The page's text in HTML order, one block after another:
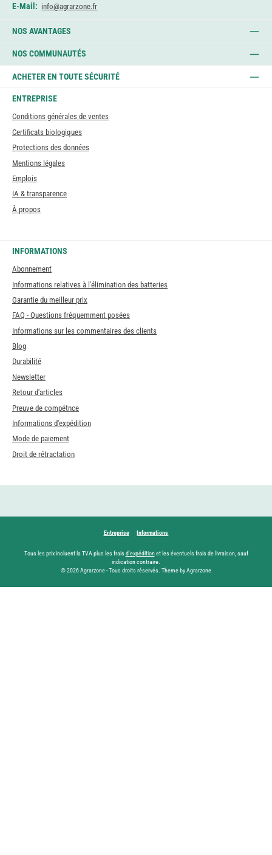
E-Mail: info@agrarzone.fr
NOS AVANTAGES
NOS COMMUNAUTÉS
ACHETER EN TOUTE SÉCURITÉ
ENTREPRISE
Conditions générales de ventes
Certificats biologiques
Protections des données
Mentions légales
Emplois
IA & transparence
À propos
INFORMATIONS
Abonnement
Informations relatives à l'élimination des batteries
Garantie du meilleur prix
FAQ - Questions fréquemment posées
Informations sur les commentaires des clients
Blog
Durabilité
Newsletter
Retour d'articles
Preuve de compétnce
Informations d'expédition
Mode de paiement
Droit de rétractation
Entreprise Informations
Tous les prix incluent la TVA plus les frais d'expéditionet les éventuels frais de livraison, sauf
indication contraire.
© 2026 Agrarzone - Tous droits réservés. Theme by Agrarzone